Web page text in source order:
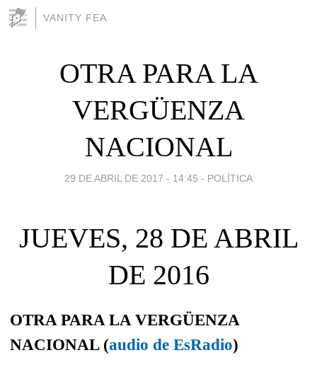
VANITY FEA
OTRA PARA LA
VERGÜENZA
NACIONAL
29 DE ABRIL DE 2017 - 14:45 - POLÍTICA
JUEVES, 28 DE ABRIL
DE 2016
OTRA PARA LA VERGÜENZA
NACIONAL (audio de EsRadio)